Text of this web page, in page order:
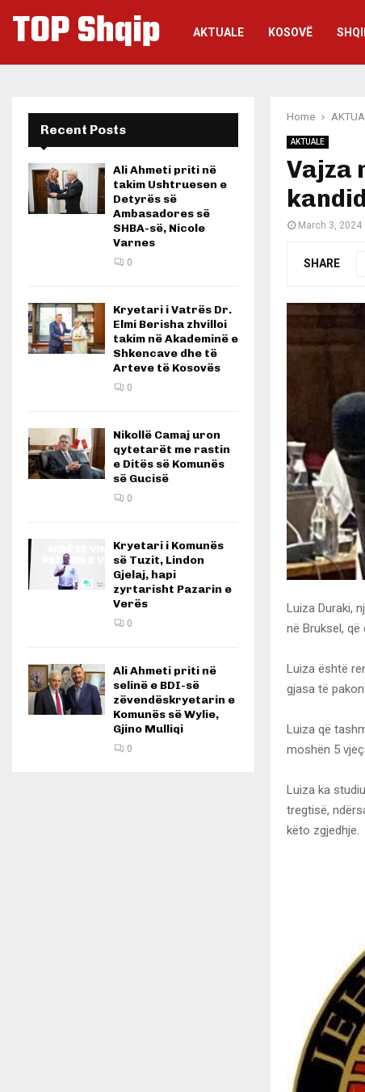
TOP Shqip AKTUALE KOSOVË
Home
AKTUALE
Vajza
March 3, 2024
SHARE
Luiza Duraki,
në Bruksel,
Luiza është
gjasa të
Luiza që
moshën 5
Luiza ka
tregtisë,
këto zgjedhje.
Recent Posts
Ali Ahmeti priti në
takim Ushtruesen e
Detyrës së
Ambasadores së
SHBA-së, Nicole
Varnes
0
Kryetari i Vatrës Dr.
Elmi Berisha zhvilloi
takim në Akademinë e
Shkencave dhe të
Arteve të Kosovës
0
Nikollë Camaj uron
qytetarët me rastin
e Ditës së Komunës
së Gucisë
0
Kryetari i Komunës
së Tuzit, Lindon
Gjelaj, hapi
zyrtarisht Pazarin e
Verës
0
Ali Ahmeti priti në
selinë e BDI-së
zëvendëskryetarin e
Komunës së Wylie,
Gjino Mulliqi
0